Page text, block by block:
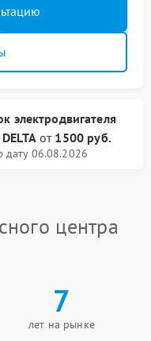
электродвигателя
от 1500 руб.
дату 06.08.2026
центра
7
лет на рынке